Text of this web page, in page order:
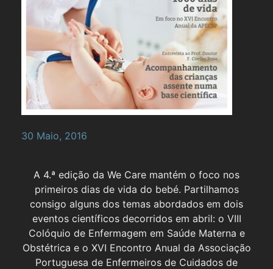
30 Maio, 2016
A 4.ª edição da We Care mantém o foco nos
primeiros dias de vida do bebé. Partilhamos
consigo alguns dos temas abordados em dois
eventos científicos decorridos em abril: o VIII
Colóquio de Enfermagem em Saúde Materna e
Obstétrica e o XVI Encontro Anual da Associação
Portuguesa de Enfermeiros de Cuidados de